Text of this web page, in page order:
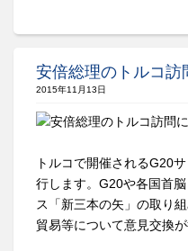
安倍総理のトルコ訪
2015年11月13日
トルコで開催されるG20
行します。G20や各国首
ス「新三本の矢」の取り
貿易等について意見交換が